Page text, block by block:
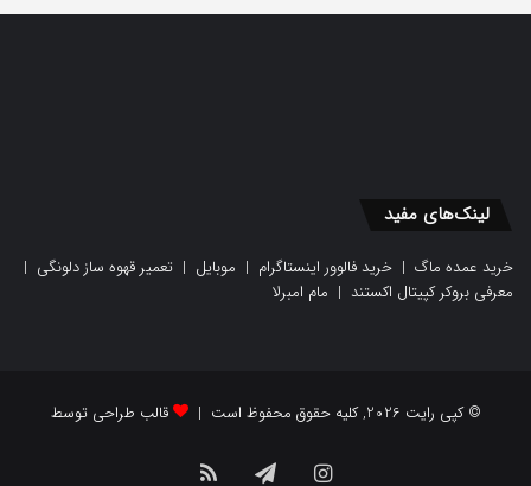
لینک‌های مفید
خرید عمده ماگ | خرید فالوور اینستاگرام | موبایل | تعمیر قهوه ساز دلونگی |
معرفی بروکر کپیتال اکستند | مام امبرلا
© کپی رایت 2026, کلیه حقوق محفوظ است | قالب طراحی توسط
اینستاگرامتلگرامخوراک